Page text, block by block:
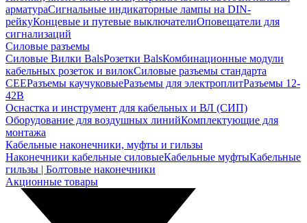
арматураСигнальные индикаторные лампы на DIN-
рейкуКонцевые и путевые выключателиОповещатели для
сигнализаций
Силовые разъемы
Силовые Вилки BalsРозетки BalsКомбинационные модули
кабельных розеток и вилокСиловые разъемы стандарта
CEEРазъемы каучуковыеРазъемы для электроплитРазъемы 12-
42В
Оснастка и инструмент для кабельных и ВЛ (СИП)
Оборудование для воздушных линийКомплектующие для
монтажа
Кабельные наконечники, муфты и гильзы
Наконечники кабельные силовыеКабельные муфтыКабельные
гильзы | Болтовые наконечники
Акционные товары